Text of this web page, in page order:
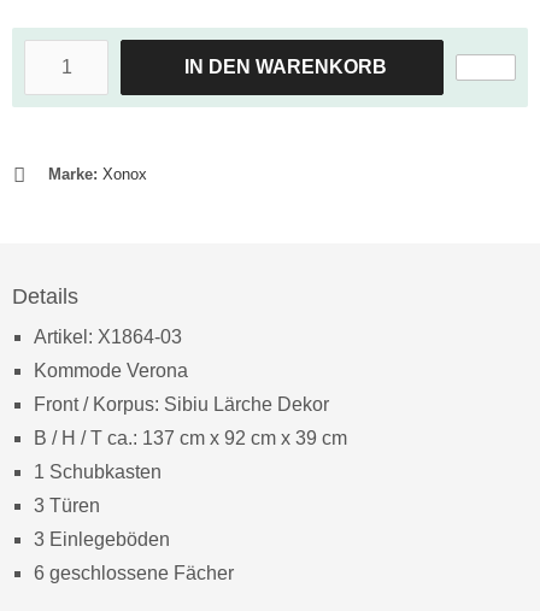
IN DEN WARENKORB
Marke: Xonox
Details
Artikel: X1864-03
Kommode Verona
Front / Korpus: Sibiu Lärche Dekor
B / H / T ca.: 137 cm x 92 cm x 39 cm
1 Schubkasten
3 Türen
3 Einlegeböden
6 geschlossene Fächer